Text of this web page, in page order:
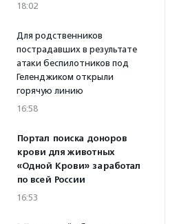
18:02
Для родственников
пострадавших в результате
атаки беспилотников под
Геленджиком открыли
горячую линию
16:58
Портал поиска доноров
крови для животных
«Одной Крови» заработал
по всей России
16:53